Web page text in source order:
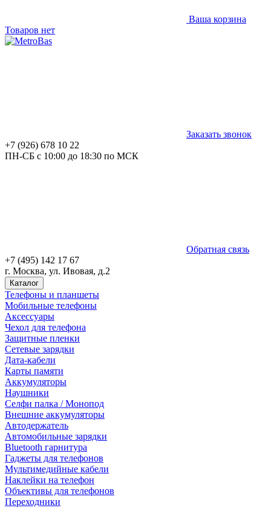
Ваша корзина
Товаров нет
Заказать звонок
+7 (926) 678 10 22
ПН-СБ с 10:00 до 18:30 по МСК
Обратная связь
+7 (495) 142 17 67
г. Москва, ул. Ивовая, д.2
Каталог
Телефоны и планшеты
Мобильные телефоны
Аксессуары
Чехол для телефона
Защитные пленки
Сетевые зарядки
Дата-кабели
Карты памяти
Аккумуляторы
Наушники
Селфи палка / Монопод
Внешние аккумуляторы
Автодержатель
Автомобильные зарядки
Bluetooth гарнитура
Гаджеты для телефонов
Мультимедийные кабели
Наклейки на телефон
Объективы для телефонов
Переходники